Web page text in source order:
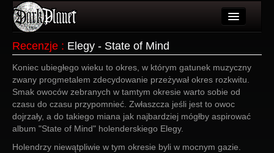
Wydarzenia
Galeria
Forum
Recenzje : Elegy - State of Mind
Koniec ubiegłego wieku to okres, w którym gatunek muzyczny
zwany progmetalem zdecydowanie przeżywał okres rozkwitu.
Smak owoców zebranych w tamtym okresie warto sobie od
czasu do czasu przypomnieć. Zwłaszcza jeśli jest to owoc
dojrzały, a do takiego miana jak najbardziej mógłby aspirować
album "State of Mind" holenderskiego Elegy.
Holendrzy niewątpliwie w tym okresie byli w mocnym gazie.